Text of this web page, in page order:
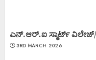
ಎನ್.ಆರ್.ಐ ಸ್ಮಾರ್ಟ್
3RD MARCH 2026